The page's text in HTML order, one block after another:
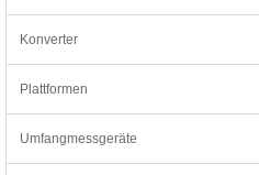
Konverter
Plattformen
Umfangmessgeräte